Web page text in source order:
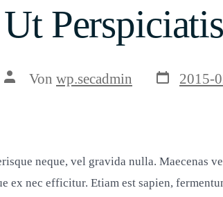
Ut
Beitragsautor
Von wp.secadmin 2015-
neque, vel gravida nulla. Maecenas
ex nec efficitur. Etiam est sapien,